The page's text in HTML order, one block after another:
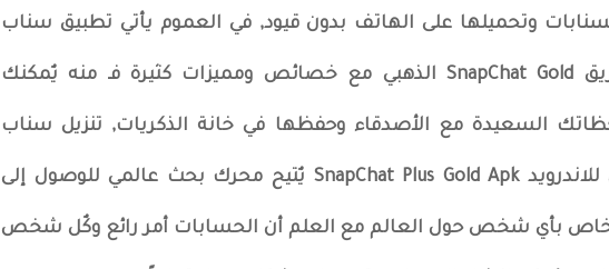
وتحميلها على الهاتف بدون قيود, في العموم يأتي تطبيق سناب
بلس البطريق SnapChat Gold الذهبي مع خصائص ومميزات كثيرة فـ منه يٌمكنك
السعيدة مع الأصدقاء وحفظها في خانة الذكريات, تنزيل سناب
شات بلس للاندرويد SnapChat Plus Gold Apk يٌتيح محرك بحث عالمي للوصول إلى
بأي شخص حول العالم مع العلم أن الحسابات أمر رائع وكٌل شخص